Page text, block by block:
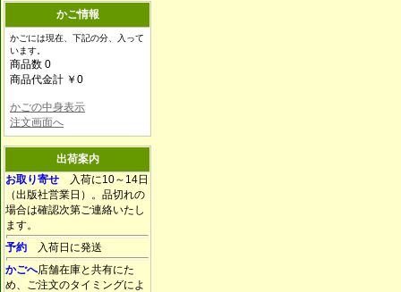
かご情報
かごには現在、下記の分、入って
います。
商品数 0
商品代金計 ￥0
かごの中身表示
注文画面へ
出荷案内
お取り寄せ 入荷に10～14日
（出版社営業日）。品切れの
場合は確認次第ご連絡いたし
ます。
予約 入荷日に発送
かごへ店舗在庫と共有にた
め、ご注文のタイミングによ